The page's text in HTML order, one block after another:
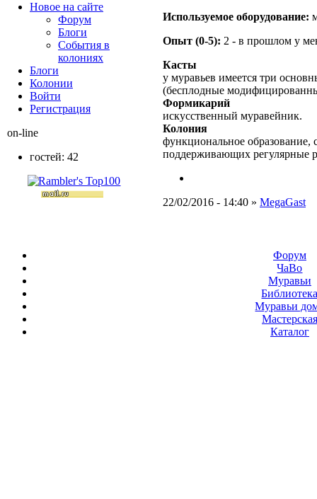
Используемое оборудование:
Опыт (0-5): 2 - в прошлом у
Касты
у муравьев имеется три
(бесплодные
Формикарий
искусственный муравейник.
Колония
функциональное образование,
поддерживающих регулярные
22/02/2016 - 14:40 » MegaGast
Новое на сайте
Форум
Блоги
События в
колониях
Блоги
Колонии
Войти
Peгиcтpaция
on-line
гостей: 42
Форум
ЧаВо
Муравьи
Муравьи
Мастерская
Каталог